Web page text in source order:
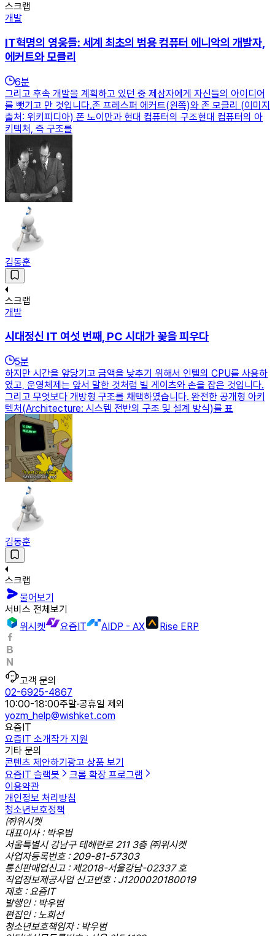
스크랩
개발
IT혁명의 영웅들: 세계 최초의 범용 컴퓨터 에니악의 개발자,
에커트와 모클리
6분
그리고 후속 개발을 계획하고 있던 중 제삼자에게 자신들의 아이디어
를 뺏기고 만 것입니다.존 프레스퍼 에커트(왼쪽)와 존 모클리 (이미지
출처: 위키피디아) 폰 노이만과 현대 컴퓨터의 구조현대 컴퓨터의 아
키텍처, 즉 구조를
김동훈
스크랩
개발
시대정신 IT 여섯 번째, PC 시대가 꽃을 피우다
5분
하지만 시간을 앞당기고 금액을 낮추기 위해서 인텔의 CPU를 사용하
였고, 운영체제는 앞서 말한 것처럼 빌 게이츠와 손을 잡은 것입니다.
그리고 무엇보다 개방형 구조를 채택하였습니다. 완전한 공개형 아키
텍처(Architecture: 시스템 전반의 구조 및 설계 방식)를 표
김동훈
스크랩
물어보기
서비스 전체보기
위시켓
요즘IT AIDP - AX Rise ERP
고객 문의
02-6925-4867
10:00-18:00주말·공휴일 제외
yozm_help@wishket.com
요즘IT
요즘IT 소개작가 지원
기타 문의
콘텐츠 제안하기 광고 상품 보기
요즘IT 슬랙봇
크롬 확장 프로그램
이용약관
개인정보 처리방침
청소년보호정책
㈜위시켓
대표이사 : 박우범
서울특별시 강남구 테헤란로 211 3층 ㈜위시켓
사업자등록번호 : 209-81-57303
통신판매업신고 : 제2018-서울강남-02337 호
직업정보제공사업 신고번호 : J1200020180019
제호 : 요즘IT
발행인 : 박우범
편집인 : 노희선
청소년보호책임자 : 박우범